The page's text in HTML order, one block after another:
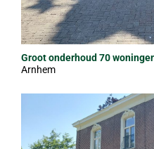
Groot onderhoud 70
Arnhem